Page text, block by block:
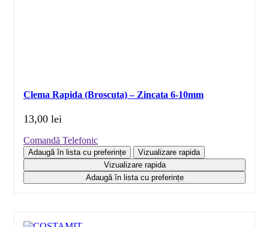
Clema Rapida (Broscuta) – Zincata 6-10mm
13,00 lei
Comandă Telefonic
Adaugă în lista cu preferințe
Vizualizare rapida
Vizualizare rapida
Adaugă în lista cu preferințe